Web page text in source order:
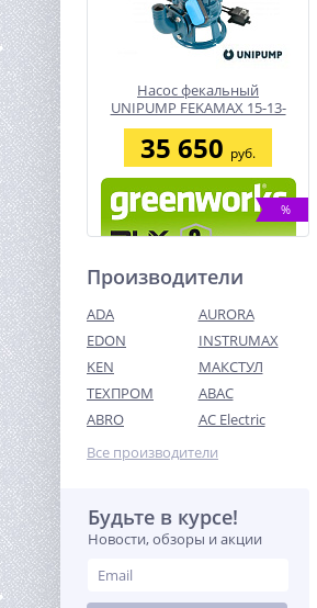
Насос фекальный
UNIPUMP FEKAMAX 15-13-
1,5
35 650 руб.
%
Пистолет для герметиков
акк. G24CAU, 24V, макс 310
мл, 1400–2900Н,1-10 мм/с, c
1хАКБ 2Ач и ЗУ
14 990
Производители
ADA
AURORA
EDON
INSTRUMAX
KEN
МАКСТУЛ
ТЕХПРОМ
ABAC
ABRO
AC Electric
Все производители
Будьте в курсе!
Новости, обзоры и акции